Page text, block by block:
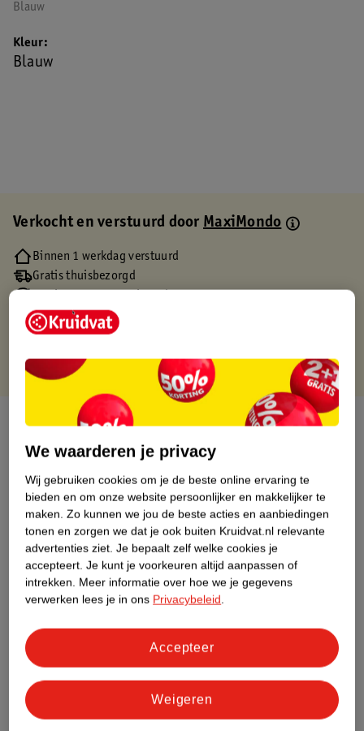
Blauw
Kleur
Blauw
Verkocht en verstuurd doorMaxiMondo
Binnen 1 werkdag verstuurd
Gratis thuisbezorgd
Gratis punten met je Kruidvat kaart
Over dit product
Productinformatie
Etiketinformatie
Nature Impact Score
Dit product heeft (nog) geen Nature
Impact Score.
Bestel & Bezorginformatie
We waarderen je privacy
Wij gebruiken cookies om je de beste online ervaring te
bieden en om onze website persoonlijker en makkelijker te
maken. Zo kunnen we jou de beste acties en aanbiedingen
tonen en zorgen we dat je ook buiten Kruidvat.nl relevante
advertenties ziet. Je bepaalt zelf welke cookies je
accepteert. Je kunt je voorkeuren altijd aanpassen of
intrekken. Meer informatie over hoe we je gegevens
verwerken lees je in ons Privacybeleid.
Weigeren
Accepteer